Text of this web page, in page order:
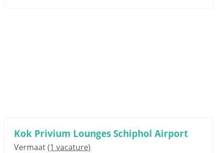
Kok Privium Lounges Schiphol Airport
Vermaat(1 vacature)